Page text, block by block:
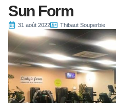
Sun Form
31 août 2022 Thibaut Souperbie